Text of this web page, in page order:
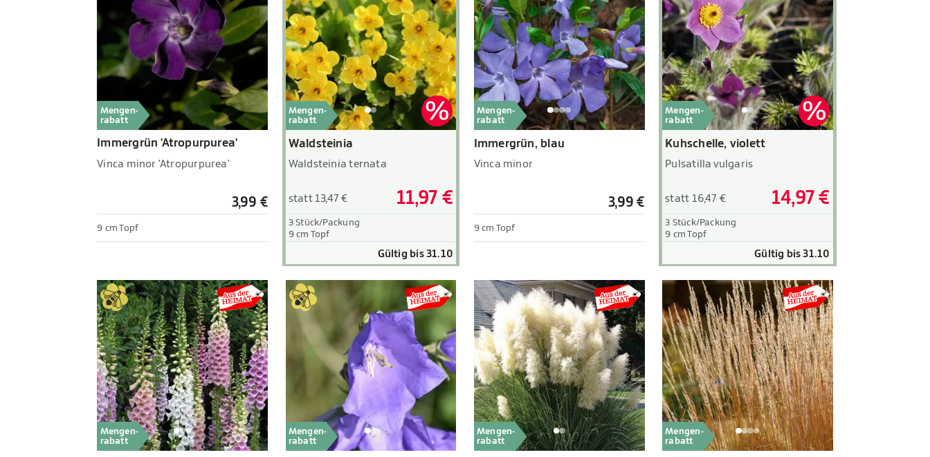
Mengen-
rabatt
Immergrün 'Atropurpurea'
Vinca minor 'Atropurpurea'
3,99 €
9 cm Topf
Mengen-
rabatt
Waldsteinia
Waldsteinia ternata
statt 13,47 € 11,97 €
3 Stück/Packung
9 cm Topf
Gültig bis 31.10
Mengen-
rabatt
Immergrün, blau
Vinca minor
3,99 €
9 cm Topf
Mengen-
rabatt
Kuhschelle, violett
Pulsatilla vulgaris
statt 16,47 € 14,97 €
3 Stück/Packung
9 cm Topf
Gültig bis 31.10
Mengen-
rabatt
Mengen-
rabatt
Mengen-
rabatt
Mengen-
rabatt